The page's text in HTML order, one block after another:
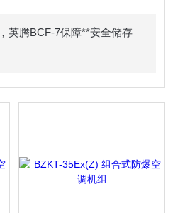
英腾BCF-7保障**安全储存